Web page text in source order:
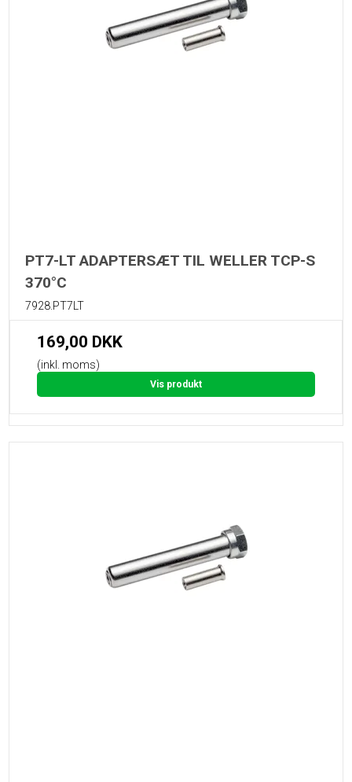
PT7-LT ADAPTERSÆT TIL WELLER TCP-S
370°C
7928.PT7LT
169,00 DKK
(inkl. moms)
Vis produkt